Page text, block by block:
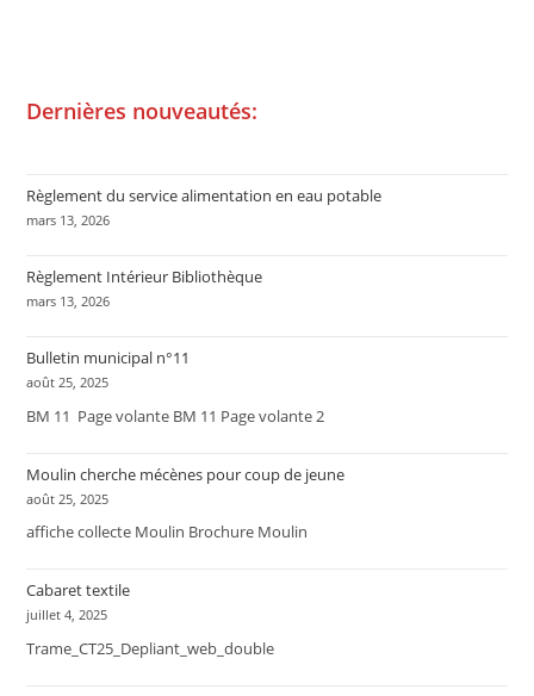
Dernières nouveautés:
Règlement du service alimentation en eau potable
mars 13, 2026
Règlement Intérieur Bibliothèque
mars 13, 2026
Bulletin municipal n°11
août 25, 2025
BM 11 Page volante BM 11 Page volante 2
Moulin cherche mécènes pour coup de jeune
août 25, 2025
affiche collecte Moulin Brochure Moulin
Cabaret textile
juillet 4, 2025
Trame_CT25_Depliant_web_double